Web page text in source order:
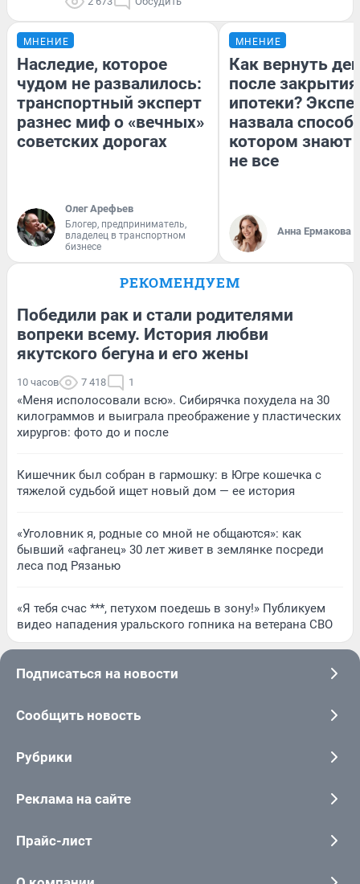
МНЕНИЕ
Наследие, которое
чудом не развалилось:
транспортный эксперт
разнес миф о «вечных»
советских дорогах
Олег Арефьев
Блогер, предприниматель,
владелец в транспортном
бизнесе
МНЕНИЕ
Как вернуть
после закрытия
ипотеки?
назвала
котором знают
не все
Анна Ермакова
РЕКОМЕНДУЕМ
Победили рак и стали родителями
вопреки всему. История любви
якутского бегуна и его жены
10 часов 7 418 1
«Меня исполосовали всю». Сибирячка похудела на 30
килограммов и выиграла преображение у пластических
хирургов: фото до и после
Кишечник был собран в гармошку: в Югре кошечка с
тяжелой судьбой ищет новый дом — ее история
«Уголовник я, родные со мной не общаются»: как
бывший «афганец» 30 лет живет в землянке посреди
леса под Рязанью
«Я тебя счас ***, петухом поедешь в зону!» Публикуем
видео нападения уральского гопника на ветерана СВО
Подписаться на новости
Сообщить новость
Рубрики
Реклама на сайте
Прайс-лист